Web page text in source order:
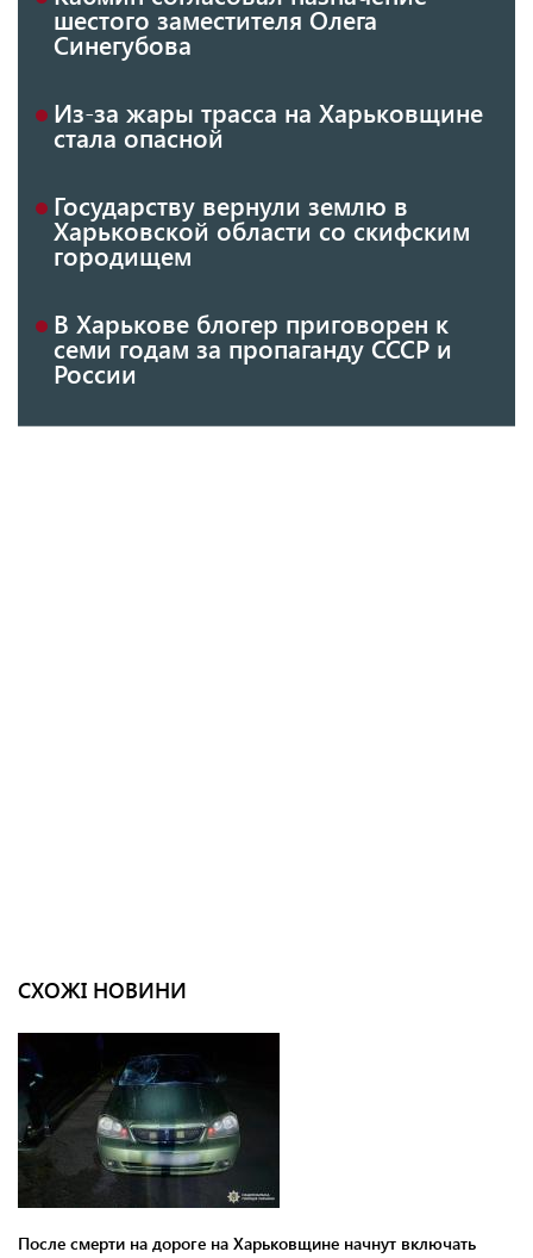
шестого заместителя Олега
Синегубова
Из-за жары трасса на Харьковщине
стала опасной
Государству вернули землю в
Харьковской области со скифским
городищем
В Харькове блогер приговорен к
семи годам за пропаганду СССР и
России
СХОЖІ НОВИНИ
После смерти на дороге на Харьковщине начнут включать